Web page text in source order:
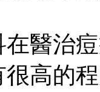
醫治
很高的